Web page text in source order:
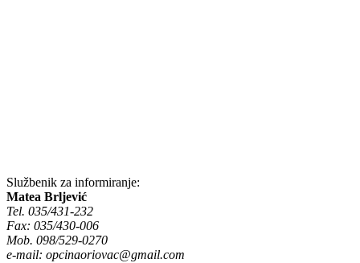
Službenik za informiranje:
Matea Brljević
Tel. 035/431-232
Fax: 035/430-006
Mob. 098/529-0270
e-mail: opcinaoriovac@gmail.com